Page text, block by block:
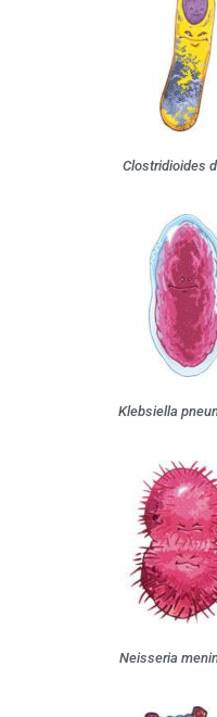
Clostridioides
Klebsiella
Neisseria